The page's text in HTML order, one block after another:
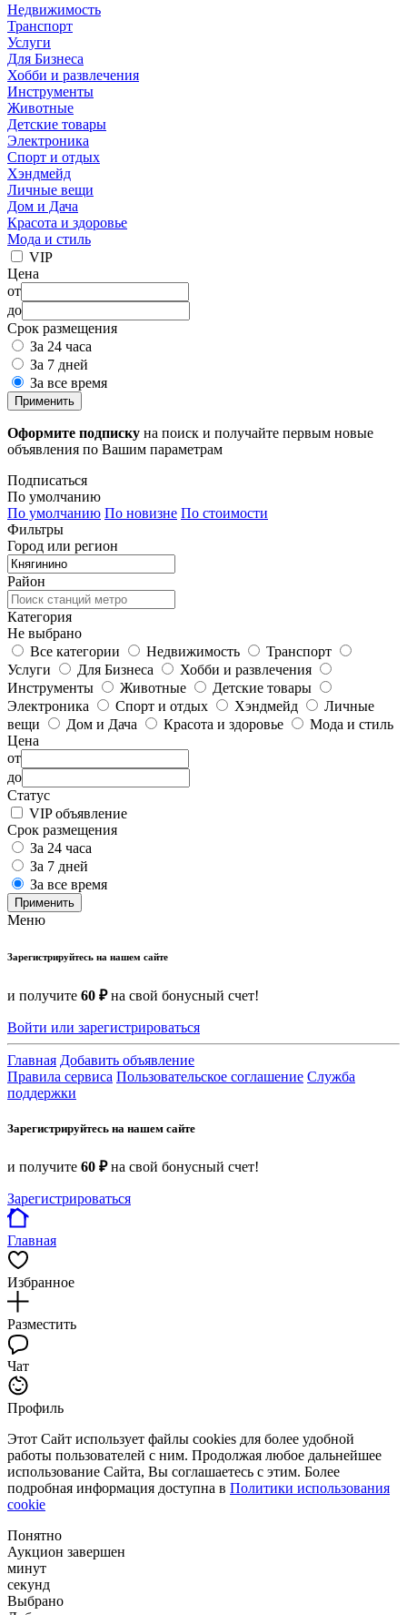
Недвижимость
Транспорт
Услуги
Для Бизнеса
Хобби и развлечения
Инструменты
Животные
Детские товары
Электроника
Спорт и отдых
Хэндмейд
Личные вещи
Дом и Дача
Красота и здоровье
Мода и стиль
VIP
Цена
от
до
Срок размещения
За 24 часа
За 7 дней
За все время
Применить
Оформите подписку на поиск и получайте первым новые
объявления по Вашим параметрам
Подписаться
По умолчанию
По умолчанию По новизне По стоимости
Фильтры
Город или регион
Район
Категория
Не выбрано
Все категории
Недвижимость
Транспорт
Услуги
Для Бизнеса
Хобби и развлечения
Инструменты
Животные
Детские товары
Электроника
Спорт и отдых Хэндмейд
Личные
вещи
Дом и Дача Красота и здоровье
Мода и стиль
Цена
от
до
Статус
VIP объявление
Срок размещения
За 24 часа
За 7 дней
За все время
Применить
Меню
Зарегистрируйтесь на нашем сайте
и получите 60 ₽на свой бонусный счет!
Войти или зарегистрироваться
Главная Добавить объявление
Правила сервиса Пользовательское соглашение Служба
поддержки
Зарегистрируйтесь на нашем сайте
и получите 60 ₽на свой бонусный счет!
Зарегистрироваться
Главная
Избранное
Разместить
Чат
Профиль
Этот Сайт использует файлы cookies для более удобной
работы пользователей с ним. Продолжая любое дальнейшее
использование Сайта, Вы соглашаетесь с этим. Более
подробная информация доступна в Политики использования
cookie
Понятно
Аукцион завершен
минут
секунд
Выбрано